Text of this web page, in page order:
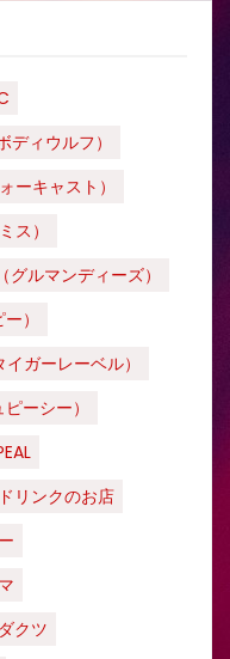
ディウルフ）
ーキャスト）
ス）
ルマンディーズ）
）
イガーレーベル）
ーシー）
リンクのお店
クツ